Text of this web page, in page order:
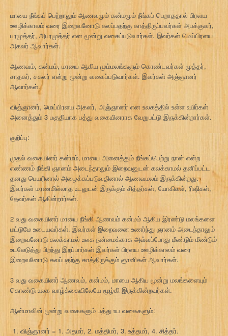
மாயை நீங்கப் பெற்றாலும் ஆணவமும் கன்மமும் நீங்கப் பெறாததால் பிரளய
ஊழிக்காலம் வரை இறைவனோடு கலப்பதற்கு காத்திருப்பவர்கள் அபக்குவர்,
பரமுத்தர், அபரமுத்தர் என மூன்று வகைப்படுவார்கள். இவர்கள் மெய்பிரளய
அகலர் ஆவார்கள்.
ஆணவம், கன்மம், மாயை ஆகிய மும்மலங்களும் கொண்டவர்கள் முத்தர்,
சாதகர், சகலர் என்று மூன்று வகைப்படுவார்கள். இவர்கள் அஞ்ஞானர்
ஆவார்கள்.
விஞ்ஞானர், மெய்பிரளய அகலர், அஞ்ஞானர் என உலகத்தில் உள்ள உயிர்கள்
அனைத்தும் 3 பகுதியாக பத்து வகையினராக வேறுபட்டு இருக்கின்றார்கள்.
குறிப்பு:
முதல் வகையினர் கன்மம், மாயை அனைத்தும் நீங்கப்பெற்று நான் என்ற
எண்ணம் நீங்கி ஞானம் அடைந்தாலும் இறைவனுடன் கலக்காமல் தனிப்பட்ட
தனது பெயரினால் அழைக்கப்படுவதினால் ஆணவமலம் இருக்கின்றது.
இவர்கள் மரணமில்லாத உடலுடன் இருக்கும் சித்தர்கள், யோகிகள், ரிஷிகள்,
தேவர்கள் ஆகின்றார்கள்.
2 வது வகையினர் மாயை நீங்கி ஆணவம் கன்மம் ஆகிய இரண்டு மலங்களை
மட்டுமே உடையவர்கள். இவர்கள் இறைவனை உணர்ந்து ஞானம் அடைந்தாலும்
இறைவனோடு கலக்காமல் உலக நன்மைக்காக அவ்வப்போது மீண்டும் மீண்டும்
உடலேடுத்து பிறந்து இறப்பார்கள் இவர்கள் பிரளய ஊழிக்காலம் வரை
இறைவனோடு கலப்பதற்கு காத்திருக்கும் ஞானிகள் ஆவார்கள்.
3 வது வகையினர் ஆணவம், கன்மம், மாயை ஆகிய மூன்று மலங்களையும்
கொண்டு உலக வாழ்க்கையிலேயே மூழ்கி இருக்கின்றவர்கள்.
ஆன்மாவின் மூன்று வகைகளும் பத்து உப வகைகளும்:
விஞ்ஞானர் = 1. அதமர், 2. மத்திமர், 3. உத்தமர், 4. சித்தர்.